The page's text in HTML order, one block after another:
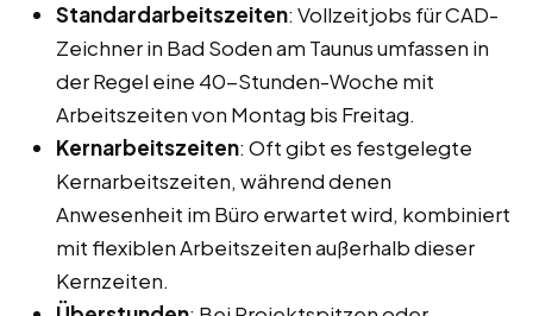
Standardarbeitszeiten: Vollzeitjobs für CAD-
Zeichner in Bad Soden am Taunus umfassen in
der Regel eine 40-Stunden-Woche mit
Arbeitszeiten von Montag bis Freitag.
Kernarbeitszeiten: Oft gibt es festgelegte
Kernarbeitszeiten, während denen
Anwesenheit im Büro erwartet wird, kombiniert
mit flexiblen Arbeitszeiten außerhalb dieser
Kernzeiten.